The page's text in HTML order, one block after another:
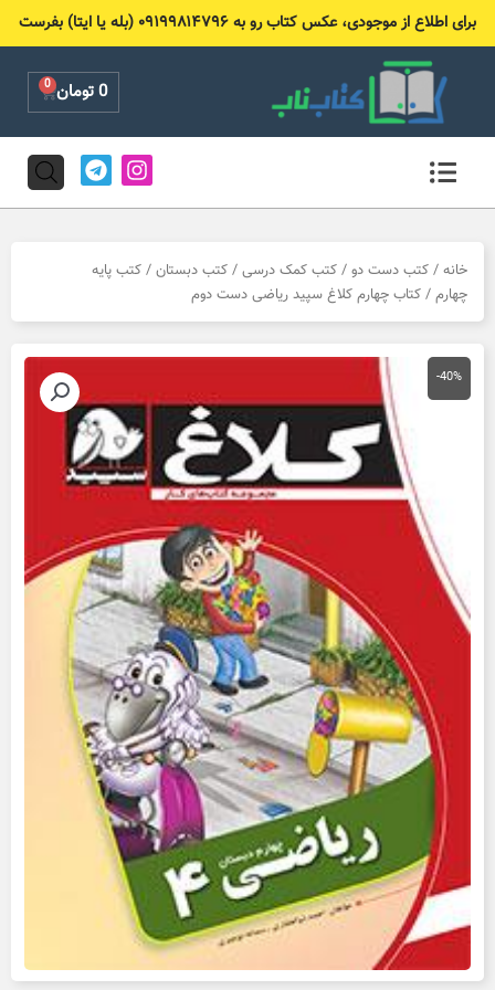
برای اطلاع از موجودی، عکس کتاب رو به ۰۹۱۹۹۸۱۴۷۹۶ (بله یا ایتا) بفرست
0تومان 0
Cart
I
n
s
g
a
T
e
l
r
m
خانه / کتب دست دو / کتب کمک درسی / کتب دبستان / کتب پایه
چهارم / کتاب چهارم کلاغ سپید ریاضی دست دوم
-40%